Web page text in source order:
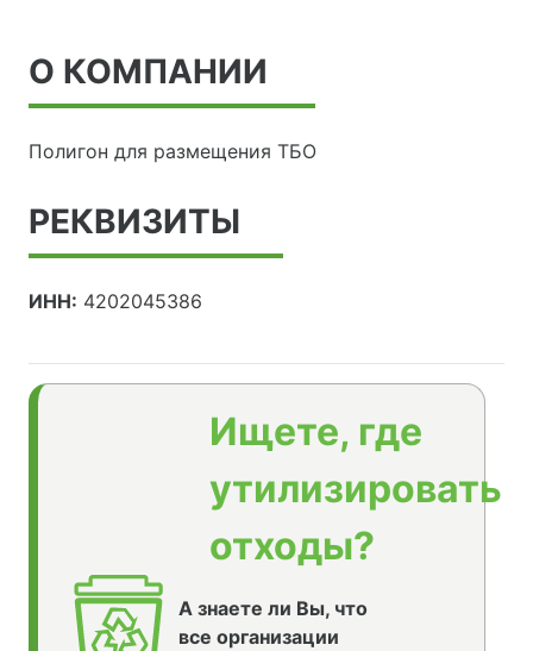
О КОМПАНИИ
Полигон для размещения ТБО
РЕКВИЗИТЫ
ИНН: 4202045386
Ищете, где
утилизировать
отходы?
А знаете ли Вы, что
все организации